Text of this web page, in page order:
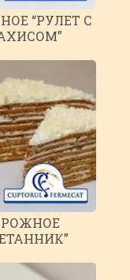
“РУЛЕТ С